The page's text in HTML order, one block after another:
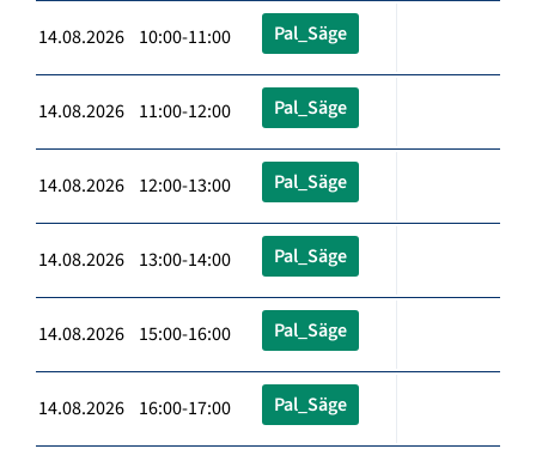
14.08.2026 10:00-11:00 Pal_Säge
14.08.2026 11:00-12:00 Pal_Säge
14.08.2026 12:00-13:00 Pal_Säge
14.08.2026 13:00-14:00 Pal_Säge
14.08.2026 15:00-16:00 Pal_Säge
14.08.2026 16:00-17:00 Pal_Säge